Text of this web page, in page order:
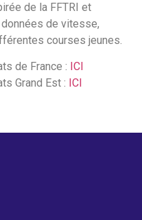
de la FFTRI et
de vitesse,
courses jeunes.
de France : ICI
Grand Est : ICI